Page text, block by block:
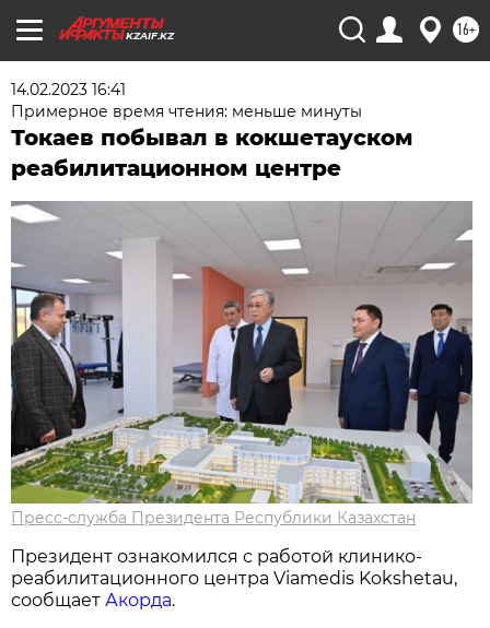
KZAIF.KZ 16+
14.02.2023 16:41
Примерное время чтения: меньше минуты
Токаев побывал в кокшетауском
реабилитационном центре
Пресс-служба Президента Республики Казахстан
Президент ознакомился с работой клинико-
реабилитационного центра Viamedis Kokshetau,
сообщаетАкорда.